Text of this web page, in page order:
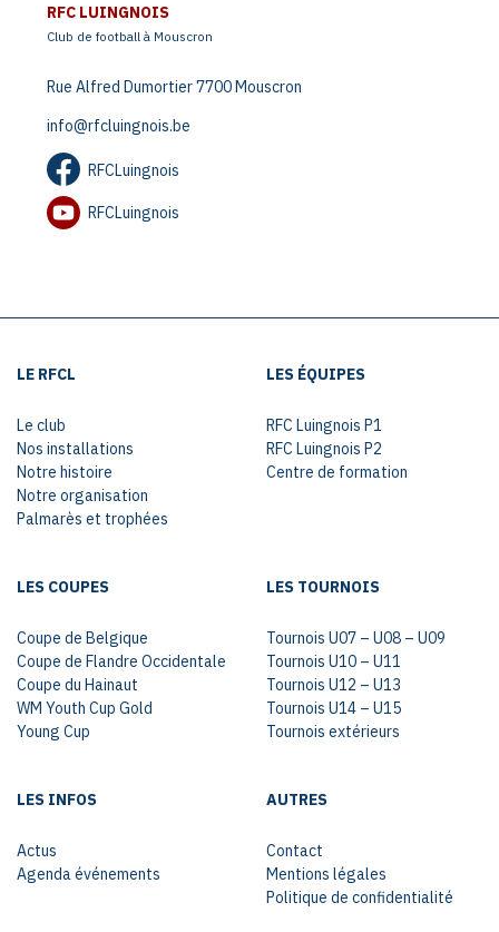
RFC LUINGNOIS
Club de football à Mouscron
Rue Alfred Dumortier 7700 Mouscron
info@rfcluingnois.be
RFCLuingnois
RFCLuingnois
LE RFCL
Le club
Nos installations
Notre histoire
Notre organisation
Palmarès et trophées
LES ÉQUIPES
RFC Luingnois P1
RFC Luingnois P2
Centre de formation
LES COUPES
Coupe de Belgique
Coupe de Flandre Occidentale
Coupe du Hainaut
WM Youth Cup Gold
Young Cup
LES TOURNOIS
Tournois U07 – U08 – U09
Tournois U10 – U11
Tournois U12 – U13
Tournois U14 – U15
Tournois extérieurs
LES INFOS
Actus
Agenda événements
AUTRES
Contact
Mentions légales
Politique de confidentialité